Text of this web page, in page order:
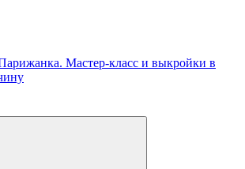
Мастер-класс и выкройки в